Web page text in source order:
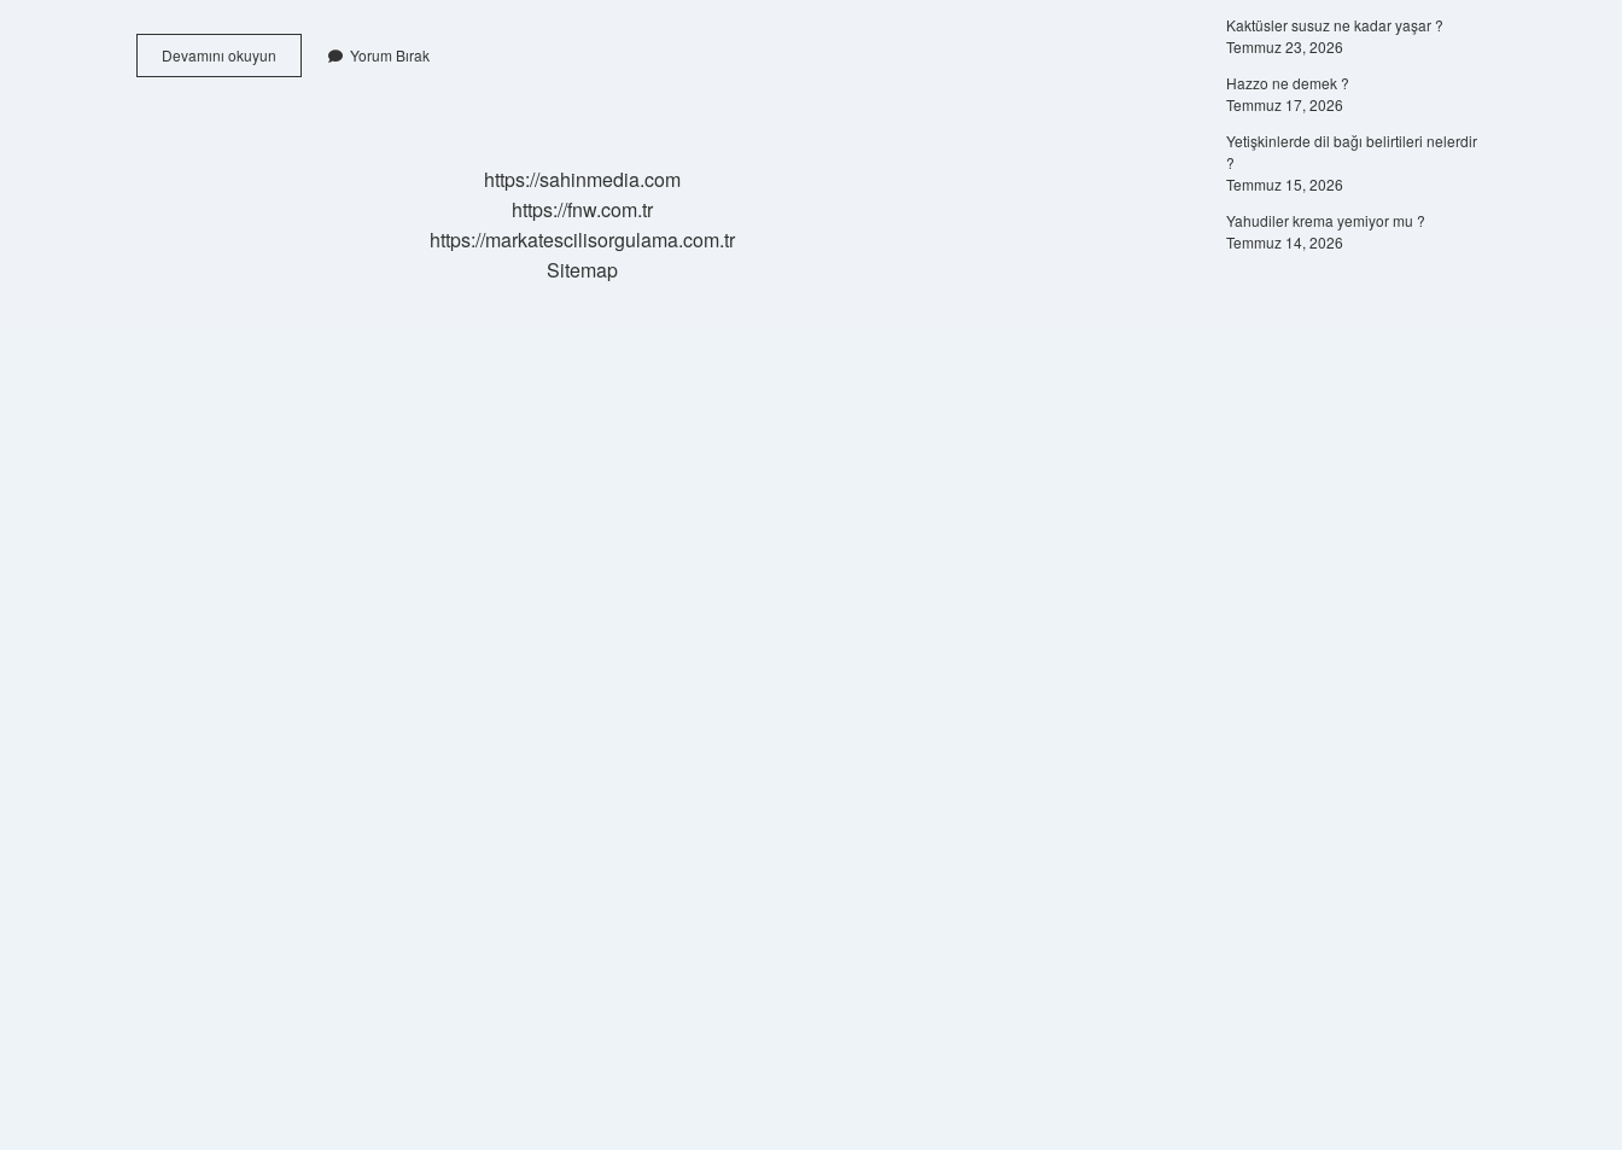
Devamını okuyun Üstünde
Silah
Yorum Bırak
https://sahinmedia.com
https://fnw.com.tr
https://markatescilisorgulama.com.tr
Sitemap
Kaktüsler susuz ne kadar yaşar ?
Temmuz 23, 2026
Hazzo ne demek ?
Temmuz 17, 2026
Yetişkinlerde dil bağı belirtileri nelerdir
?
Temmuz 15, 2026
Yahudiler krema yemiyor mu ?
Temmuz 14, 2026